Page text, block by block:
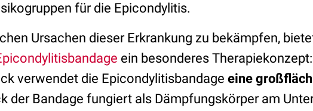
für die Epicondylitis.
Ursachen dieser Erkrankung zu bekämpfen,
ein besonderes
verwendet die Epicondylitisbandage eine
der Bandage fungiert als Dämpfungskörper am